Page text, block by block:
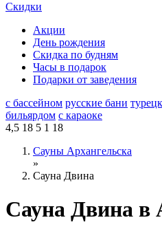
Скидки
Акции
День рождения
Скидка по будням
Часы в подарок
Подарки от заведения
с бассейном русские бани
бильярдом с караоке
4,5 18 5 1 18
Сауны Архангельска
»
Сауна Двина
Сауна Двина в